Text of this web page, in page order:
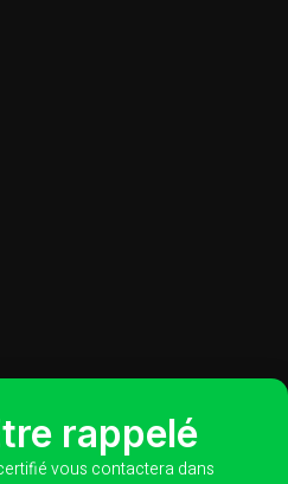
rappelé
vous contactera dans